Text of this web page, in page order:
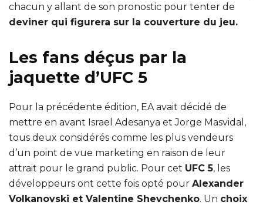
chacun y allant de son pronostic pour tenter de
deviner qui figurera sur la couverture du jeu.
Les fans déçus par la
jaquette d’UFC 5
Pour la précédente édition, EA avait décidé de
mettre en avant Israel Adesanya et Jorge Masvidal,
tous deux considérés comme les plus vendeurs
d’un point de vue marketing en raison de leur
attrait pour le grand public. Pour cet UFC 5, les
développeurs ont cette fois opté pour Alexander
Volkanovski et Valentine Shevchenko. Un choix